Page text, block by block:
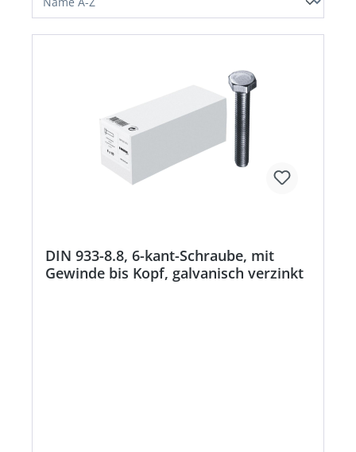
DIN 933-8.8, 6-kant-Schraube, mit
Gewinde bis Kopf, galvanisch verzinkt